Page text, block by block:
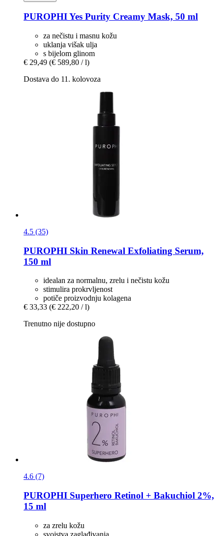
PUROPHIYes Purity Creamy Mask, 50 ml
za nečistu i masnu kožu
uklanja višak ulja
s bijelom glinom
€ 29,49 (€ 589,80 / l)
Dostava do 11. kolovoza
4.5 (35)
PUROPHI Skin Renewal Exfoliating Serum,
150 ml
idealan za normalnu, zrelu i nečistu kožu
stimulira prokrvljenost
potiče proizvodnju kolagena
€ 33,33 (€ 222,20 / l)
Trenutno nije dostupno
4.6 (7)
PUROPHI Superhero Retinol + Bakuchiol 2%,
15 ml
za zrelu kožu
svojstva zaglađivanja